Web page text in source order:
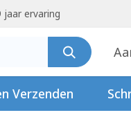
ervaring
Verzenden